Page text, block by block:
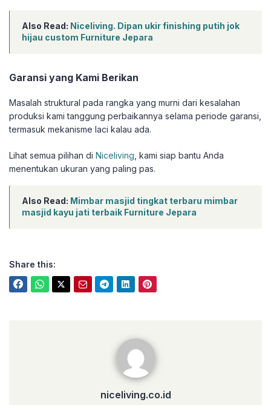
Also Read: Niceliving. Dipan ukir finishing putih jok
hijau custom Furniture Jepara
Garansi yang Kami Berikan
Masalah struktural pada rangka yang murni dari kesalahan
produksi kami tanggung perbaikannya selama periode garansi,
termasuk mekanisme laci kalau ada.
Lihat semua pilihan di Niceliving , kami siap bantu Anda
menentukan ukuran yang paling pas.
Also Read: Mimbar masjid tingkat terbaru mimbar
masjid kayu jati terbaik Furniture Jepara
Share this:
niceliving.co.id